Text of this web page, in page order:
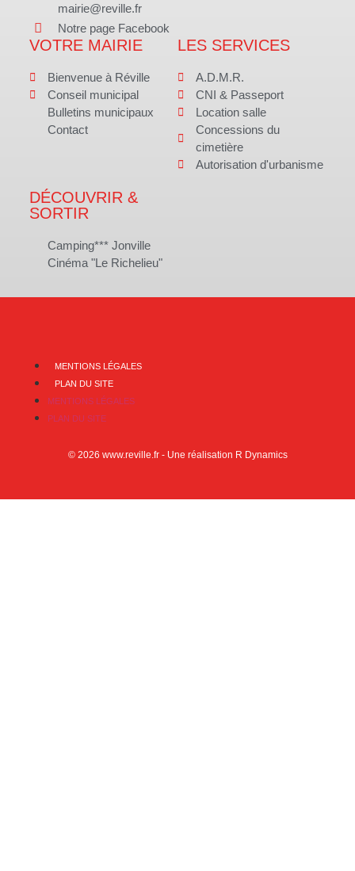
mairie@reville.fr
Notre page Facebook
VOTRE MAIRIE
Bienvenue à Réville
Conseil municipal
Bulletins municipaux
Contact
LES SERVICES
A.D.M.R.
CNI & Passeport
Location salle
Concessions du
cimetière
Autorisation d'urbanisme
DÉCOUVRIR &
SORTIR
Camping*** Jonville
Cinéma "Le Richelieu"
MENTIONS LÉGALES
PLAN DU SITE
MENTIONS LÉGALES
PLAN DU SITE
© 2026 www.reville.fr - Une réalisation R Dynamics